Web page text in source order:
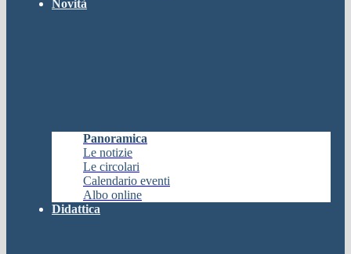
Novità
Panoramica
Le notizie
Le circolari
Calendario eventi
Albo online
Didattica